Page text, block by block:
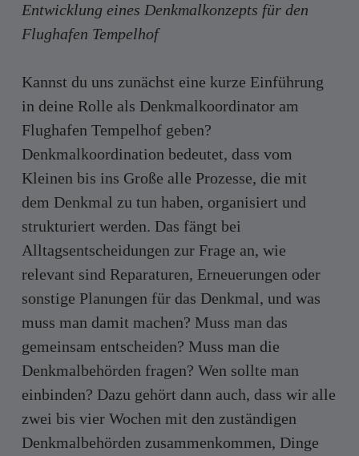
Entwicklung eines Denkmalkonzepts für den
Flughafen Tempelhof
Kannst du uns zunächst eine kurze Einführung
in deine Rolle als Denkmalkoordinator am
Flughafen Tempelhof geben?
Denkmalkoordination bedeutet, dass vom
Kleinen bis ins Große alle Prozesse, die mit
dem Denkmal zu tun haben, organisiert und
strukturiert werden. Das fängt bei
Alltagsentscheidungen zur Frage an, wie
relevant sind Reparaturen, Erneuerungen oder
sonstige Planungen für das Denkmal, und was
muss man damit machen? Muss man das
gemeinsam entscheiden? Muss man die
Denkmalbehörden fragen? Wen sollte man
einbinden? Dazu gehört dann auch, dass wir alle
zwei bis vier Wochen mit den zuständigen
Denkmalbehörden zusammenkommen, Dinge